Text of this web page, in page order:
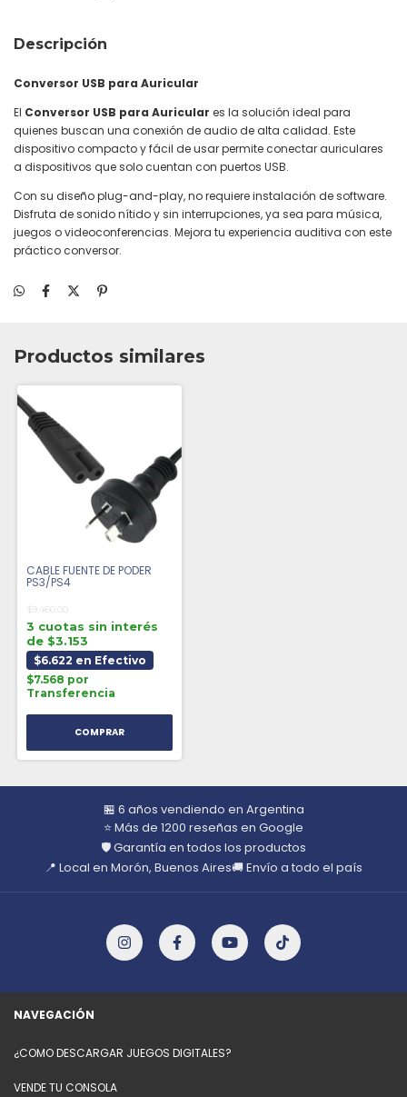
Descripción
Conversor USB para Auricular
El Conversor USB para Auricular es la solución ideal para
quienes buscan una conexión de audio de alta calidad. Este
dispositivo compacto y fácil de usar permite conectar auriculares
a dispositivos que solo cuentan con puertos USB.
Con su diseño plug-and-play, no requiere instalación de software.
Disfruta de sonido nítido y sin interrupciones, ya sea para música,
juegos o videoconferencias. Mejora tu experiencia auditiva con este
práctico conversor.
Productos similares
CABLE FUENTE DE PODER
PS3/PS4
$9.460,00
3 cuotas sin interés
de $3.153
$6.622 en Efectivo
$7.568 por
Transferencia
🏪 6 años vendiendo en Argentina
⭐ Más de 1200 reseñas en Google
🛡️ Garantía en todos los productos
📍 Local en Morón, Buenos Aires🚚 Envío a todo el país
NAVEGACIÓN
¿COMO DESCARGAR JUEGOS DIGITALES?
VENDE TU CONSOLA